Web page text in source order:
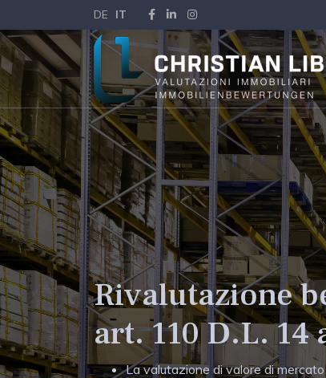
DE IT
Rivalutazione
art. 110 D.L. 14
La valutazione di valore di